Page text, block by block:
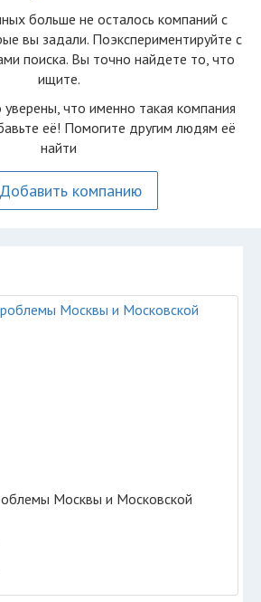
больше не осталоcь компаний с
вы задали. Поэкспериментируйте с
поиска. Вы точно найдете то, что
ищите.
что именно такая компания
её! Помогите другим людям её
найти
Добавить компанию
Москвы и Московской